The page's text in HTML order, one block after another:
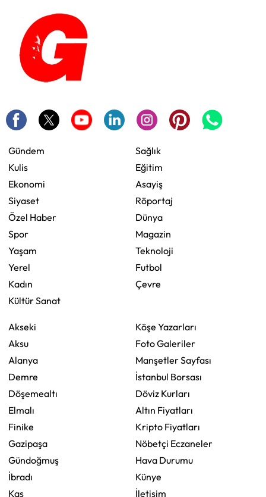
Gündem
Kulis
Ekonomi
Siyaset
Özel Haber
Spor
Yaşam
Yerel
Kadın
Kültür Sanat
Sağlık
Eğitim
Asayiş
Röportaj
Dünya
Magazin
Teknoloji
Futbol
Çevre
Akseki
Aksu
Alanya
Demre
Döşemealtı
Elmalı
Finike
Gazipaşa
Gündoğmuş
İbradı
Kaş
Köşe Yazarları
Foto Galeriler
Manşetler Sayfası
İstanbul Borsası
Döviz Kurları
Altın Fiyatları
Kripto Fiyatları
Nöbetçi Eczaneler
Hava Durumu
Künye
İletişim